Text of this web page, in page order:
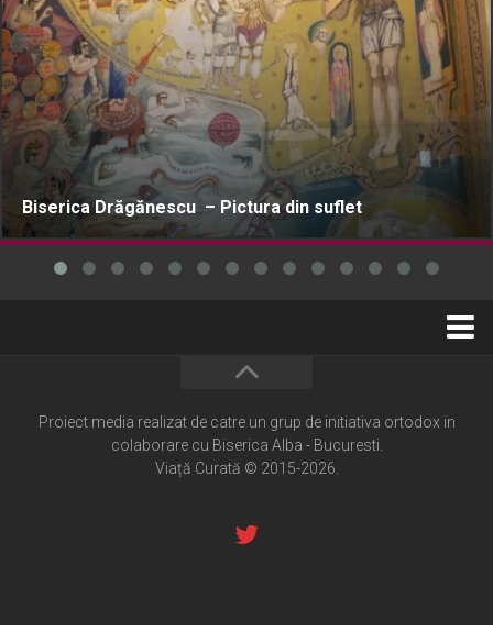
Biserica Drăgănescu – Pictura din suflet
Cultură creștină
Pateric Atonit
Proiect media realizat de catre un grup de initiativa ortodox in
colaborare cu Biserica Alba - Bucuresti.
Viață Curată © 2015-2026.